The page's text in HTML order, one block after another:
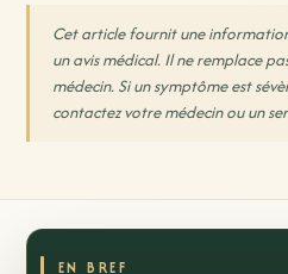
Cet article fournit une
un avis médical. Il ne remplace
médecin. Si un symptôme est
contactez votre médecin ou un
EN BREF